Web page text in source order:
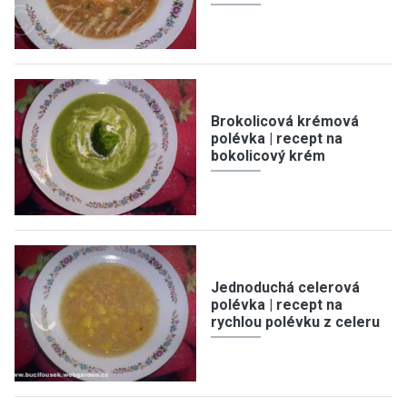
Brokolicová krémová
polévka | recept na
bokolicový krém
Jednoduchá celerová
polévka | recept na
rychlou polévku z celeru